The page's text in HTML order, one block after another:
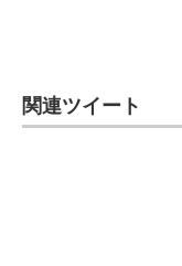
関連ツイート